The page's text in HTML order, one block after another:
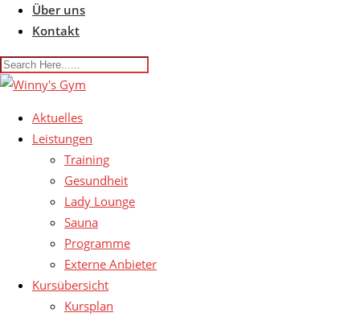
Über uns
Kontakt
Aktuelles
Leistungen
Training
Gesundheit
Lady Lounge
Sauna
Programme
Externe Anbieter
Kursübersicht
Kursplan